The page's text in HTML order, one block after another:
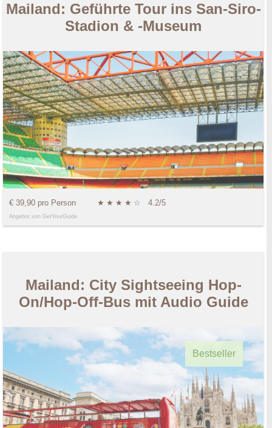
Mailand: Geführte Tour ins San-Siro-
Stadion & -Museum
€ 39,90 pro Person ★ ★ ★ ★ ☆ 4.2/5
Angebot von GetYourGuide
Mailand: City Sightseeing Hop-
On/Hop-Off-Bus mit Audio Guide
Bestseller